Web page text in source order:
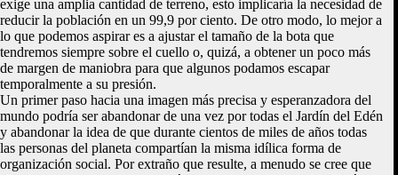
exige una amplia cantidad de terreno, esto implicaría la necesidad de
reducir la población en un 99,9 por ciento. De otro modo, lo mejor a
lo que podemos aspirar es a ajustar el tamaño de la bota que
tendremos siempre sobre el cuello o, quizá, a obtener un poco más
de margen de maniobra para que algunos podamos escapar
temporalmente a su presión.
Un primer paso hacia una imagen más precisa y esperanzadora del
mundo podría ser abandonar de una vez por todas el Jardín del Edén
y abandonar la idea de que durante cientos de miles de años todas
las personas del planeta compartían la misma idílica forma de
organización social. Por extraño que resulte, a menudo se cree que